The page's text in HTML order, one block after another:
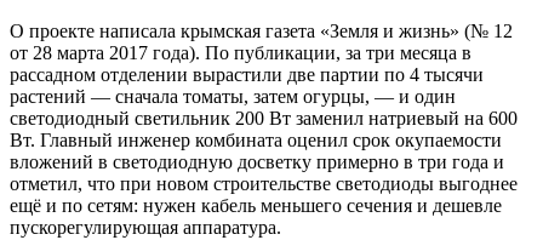
О проекте написала крымская газета «Земля и жизнь» (№ 12
от 28 марта 2017 года). По публикации, за три месяца в
рассадном отделении вырастили две партии по 4 тысячи
растений — сначала томаты, затем огурцы, — и один
светодиодный светильник 200 Вт заменил натриевый на 600
Вт. Главный инженер комбината оценил срок окупаемости
вложений в светодиодную досветку примерно в три года и
отметил, что при новом строительстве светодиоды выгоднее
ещё и по сетям: нужен кабель меньшего сечения и дешевле
пускорегулирующая аппаратура.